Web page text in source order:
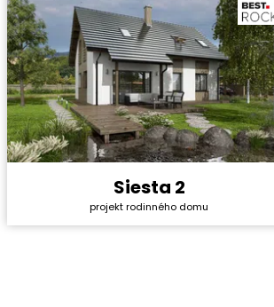
Cena stavby svépomocí:
Cena projektu:
Siesta 2
projekt rodinného domu